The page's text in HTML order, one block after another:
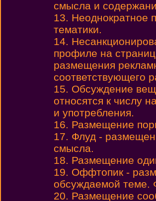
смысла и
13. Неоднократное
тематики.
14.
профиле на
размещения
соответствующего
15. Обсуждение
относятся к числу
и употребления.
16. Размещение
17. Флуд -
смысла.
18. Размещение
19. Оффтопик -
обсуждаемой теме.
20. Размещение